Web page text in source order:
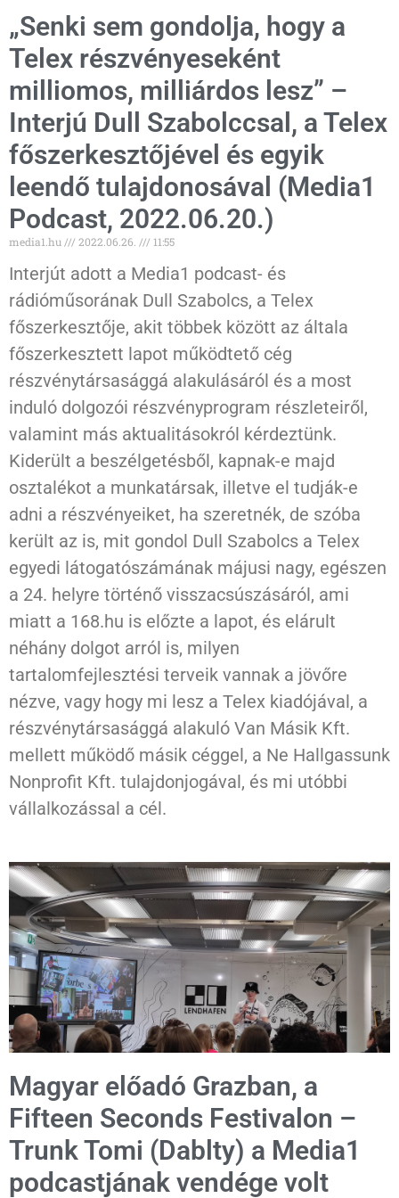
„Senki sem gondolja, hogy a
Telex részvényeseként
milliomos, milliárdos lesz” –
Interjú Dull Szabolccsal, a Telex
főszerkesztőjével és egyik
leendő tulajdonosával (Media1
Podcast, 2022.06.20.)
media1.hu 2022.06.26. 11:55
Interjút adott a Media1 podcast- és
rádióműsorának Dull Szabolcs, a Telex
főszerkesztője, akit többek között az általa
főszerkesztett lapot működtető cég
részvénytársasággá alakulásáról és a most
induló dolgozói részvényprogram részleteiről,
valamint más aktualitásokról kérdeztünk.
Kiderült a beszélgetésből, kapnak-e majd
osztalékot a munkatársak, illetve el tudják-e
adni a részvényeiket, ha szeretnék, de szóba
került az is, mit gondol Dull Szabolcs a Telex
egyedi látogatószámának májusi nagy, egészen
a 24. helyre történő visszacsúszásáról, ami
miatt a 168.hu is előzte a lapot, és elárult
néhány dolgot arról is, milyen
tartalomfejlesztési terveik vannak a jövőre
nézve, vagy hogy mi lesz a Telex kiadójával, a
részvénytársasággá alakuló Van Másik Kft.
mellett működő másik céggel, a Ne Hallgassunk
Nonprofit Kft. tulajdonjogával, és mi utóbbi
vállalkozással a cél.
Magyar előadó Grazban, a
Fifteen Seconds Festivalon –
Trunk Tomi (Dablty) a Media1
podcastjának vendége volt